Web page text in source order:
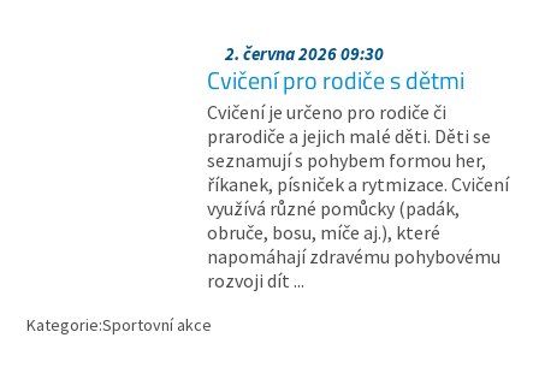
2. června 2026 09:30
Cvičení pro rodiče s dětmi
Cvičení je určeno pro rodiče či
prarodiče a jejich malé děti. Děti se
seznamují s pohybem formou her,
říkanek, písniček a rytmizace. Cvičení
využívá různé pomůcky (padák,
obruče, bosu, míče aj.), které
napomáhají zdravému pohybovému
rozvoji dít ...
Kategorie:Sportovní akce